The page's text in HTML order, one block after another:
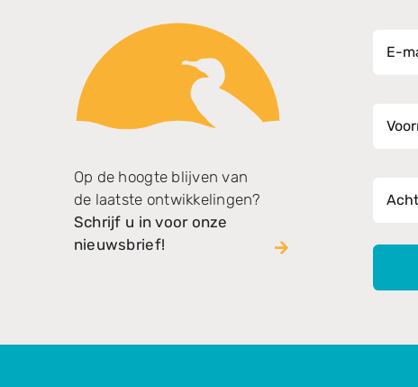
Op de hoogte blijven van
de laatste ontwikkelingen?
Schrijf u in voor onze
nieuwsbrief!